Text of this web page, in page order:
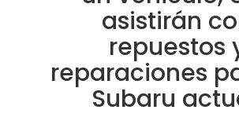
asistirán
repuestos
reparaciones
Subaru